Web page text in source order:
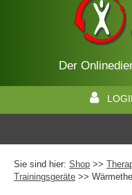
Der
Sie sind hier: Shop >>
Trainingsgeräte >>